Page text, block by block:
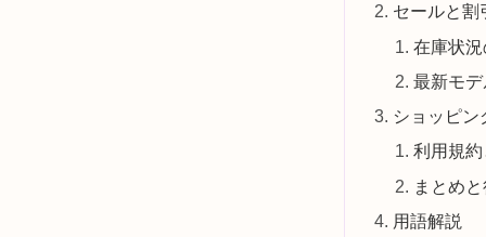
セールと割
在庫状
最新モ
ショッピン
利用規
まとめ
用語解説